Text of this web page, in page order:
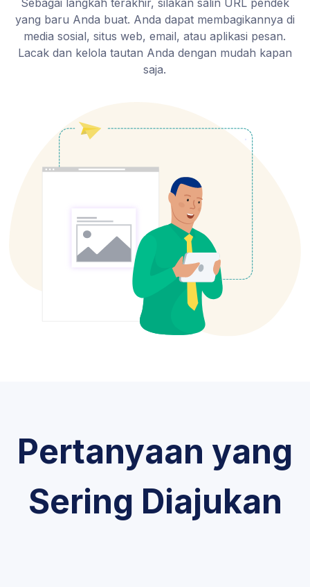
yang baru Anda buat. Anda dapat membagikannya di
media sosial, situs web, email, atau aplikasi pesan.
Lacak dan kelola tautan Anda dengan mudah kapan
saja.
Pertanyaan yang
Sering Diajukan